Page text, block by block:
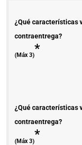
¿Qué características
contraentrega?
(Máx 3)*
¿Qué características
contraentrega?
(Máx 3)*